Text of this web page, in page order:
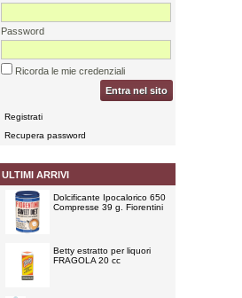
Password
Ricorda le mie credenziali
Entra nel sito
Registrati
Recupera password
ULTIMI ARRIVI
Dolcificante Ipocalorico 650
Compresse 39 g. Fiorentini
Betty estratto per liquori
FRAGOLA 20 cc